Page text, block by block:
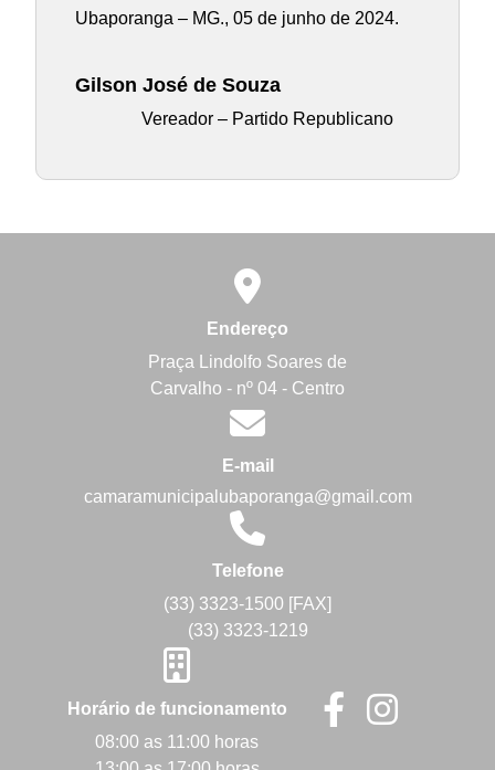
Ubaporanga – MG., 05 de junho de 2024.
Gilson José de Souza
Vereador – Partido Republicano
Endereço
Praça Lindolfo Soares de
Carvalho - nº 04 - Centro
E-mail
camaramunicipalubaporanga@gmail.com
Telefone
(33) 3323-1500 [FAX]
(33) 3323-1219
Horário de funcionamento
08:00 as 11:00 horas